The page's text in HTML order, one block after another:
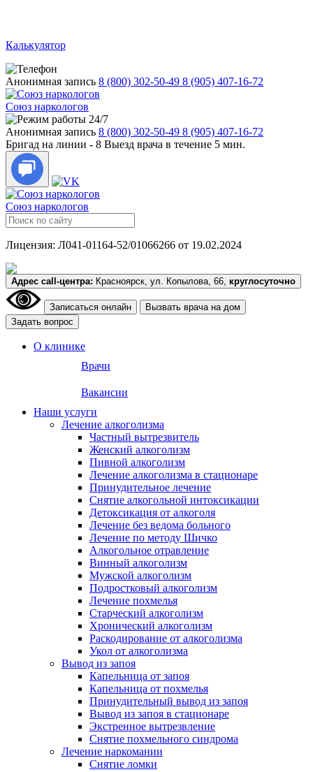
Калькулятор
Анонимная запись 8 (800) 302-50-49 8 (905) 407-16-72
Союз наркологов
24/7
Анонимная запись 8 (800) 302-50-49 8 (905) 407-16-72
Бригад на линии - 8 Выезд врача в течение 5 мин.
Союз наркологов
Лицензия: Л041-01164-52/01066266 от 19.02.2024
Адрес call-центра: Красноярск, ул. Копылова, 66, круглосуточно
Записаться онлайн
Вызвать врача на дом
Задать вопрос
О клинике
Врачи
Вакансии
Наши услуги
Лечение алкоголизма
Частный вытрезвитель
Женский алкоголизм
Пивной алкоголизм
Лечение алкоголизма в стационаре
Принудительное лечение
Снятие алкогольной интоксикации
Детоксикация от алкоголя
Лечение без ведома больного
Лечение по методу Шичко
Алкогольное отравление
Винный алкоголизм
Мужской алкоголизм
Подростковый алкоголизм
Лечение похмелья
Старческий алкоголизм
Хронический алкоголизм
Раскодирование от алкоголизма
Укол от алкоголизма
Вывод из запоя
Капельница от запоя
Капельница от похмелья
Принудительный вывод из запоя
Вывод из запоя в стационаре
Экстренное вытрезвление
Снятие похмельного синдрома
Лечение наркомании
Снятие ломки